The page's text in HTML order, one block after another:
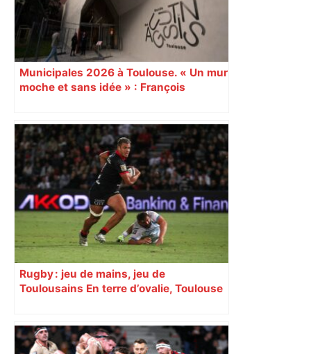
Municipales 2026 à Toulouse. « Un mur
moche et sans idée » : François
Augustins
Rugby : jeu de mains, jeu de
Toulousains En terre d’ovalie, Toulouse
revendiquant surtout son art du jeu en
mouvement, vif et spectaculaire.